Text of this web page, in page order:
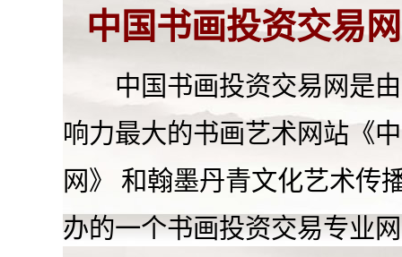
中国书画投资交易
中国书画投资交易网是
响力最大的书画艺术网站《
网》 和翰墨丹青文化艺术传
办的一个书画投资交易专业